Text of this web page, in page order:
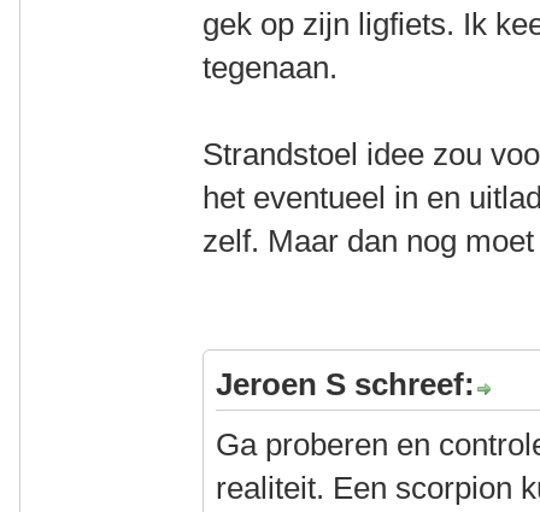
gek op zijn ligfiets. Ik
tegenaan.
Strandstoel idee zou
het eventueel in en
zelf. Maar dan nog
Jeroen S schreef:
Ga proberen en
realiteit. Een scorpion